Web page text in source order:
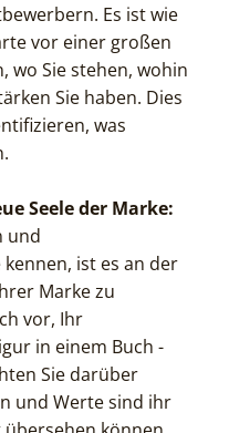
Es ist wie
vor einer großen
wo Sie stehen, wohin
Sie haben. Dies
was
Seele der Marke:
und
ist es an der
Marke zu
vor, Ihr
in einem Buch -
Sie darüber
und Werte sind ihr